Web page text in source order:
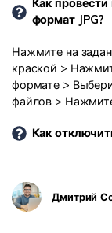
Как
формат JPG?
Нажмите на
краской >
формате >
файлов >
Как
Дмитрий